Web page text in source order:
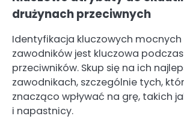
drużynach przeciwnych
Identyfikacja kluczowych mocnych
zawodników jest kluczowa
przeciwników. Skup się na ich
zawodnikach, szczególnie tych,
znacząco wpływać na grę, takich
i napastnicy.